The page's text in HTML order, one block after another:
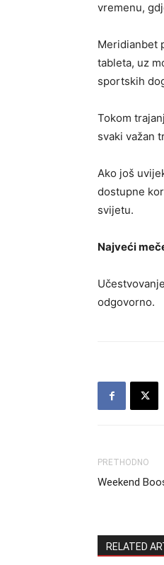
vremenu,
Meridianbet
tableta, uz
sportskih
Tokom
svaki važan
Ako još
dostupne
svijetu.
Najveći
odgovorno.
PRETHODNO
Weekend
RELATED